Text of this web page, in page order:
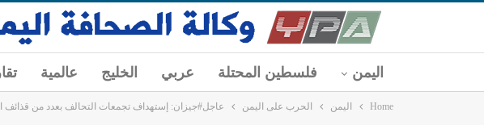
اليمن فلسطين المحتلة عربي الخليج عالمية
Home اليمن الحرب على اليمن عاجل#جيزان: إستهداف تجمعات التحالف بعدد من